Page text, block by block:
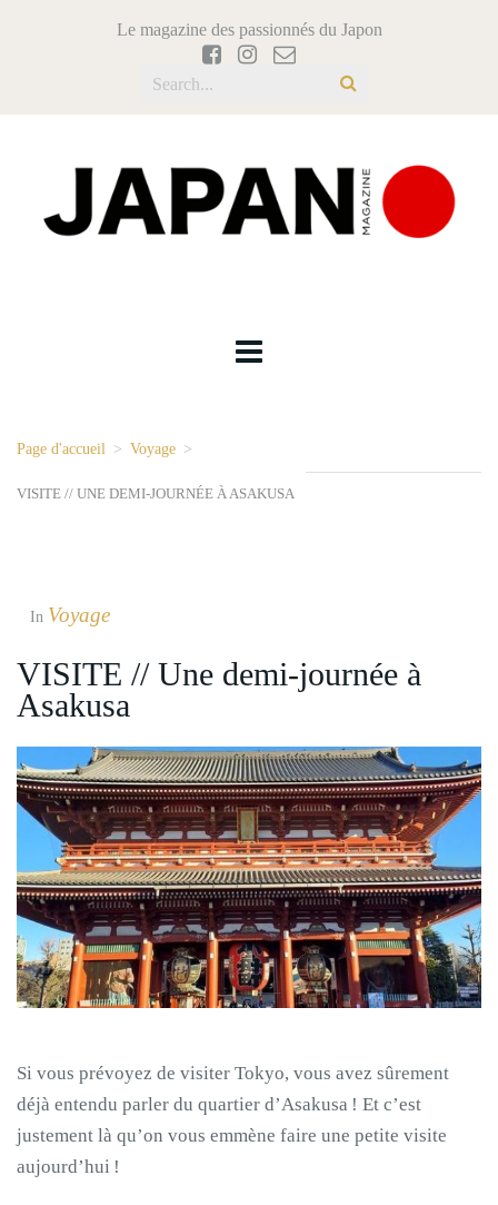
Le magazine des passionnés du Japon
Page d'accueil > Voyage >
VISITE // UNE DEMI-JOURNÉE À ASAKUSA
In Voyage
VISITE // Une demi-journée à
Asakusa
Si vous prévoyez de visiter Tokyo, vous avez sûrement
déjà entendu parler du quartier d’Asakusa ! Et c’est
justement là qu’on vous emmène faire une petite visite
aujourd’hui !